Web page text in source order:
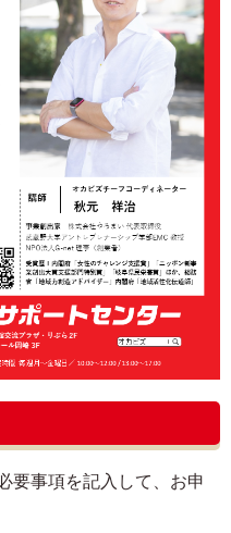
要事項を記入して、お申